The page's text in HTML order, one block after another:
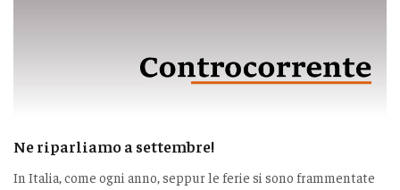
Ne riparliamo a settembre!
In Italia, come ogni anno, seppur le ferie si sono frammentate